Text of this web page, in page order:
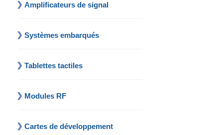
Amplificateurs de signal
Systèmes embarqués
Tablettes tactiles
Modules RF
Cartes de développement